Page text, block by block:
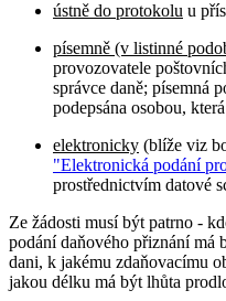
ústně do protokolu u
písemně (v listinné
provozovatele
správce daně; písemná
podepsána osobou,
elektronicky (blíže viz
"Elektronická podání
prostřednictvím datové
Ze žádosti musí být patrno -
podání daňového přiznání má
dani, k jakému zdaňovacímu
jakou délku má být lhůta